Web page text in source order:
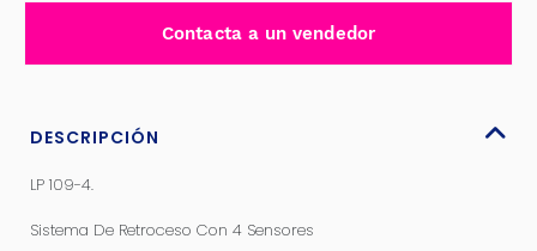
109-
cantidad
Contacta a un vendedor
DESCRIPCIÓN
LP 109-4.
Sistema De Retroceso Con 4 Sensores